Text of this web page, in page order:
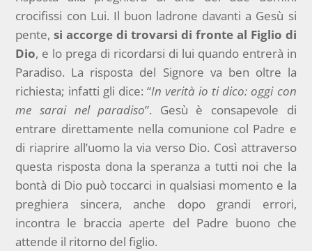
crocifissi con Lui. Il buon ladrone davanti a Gesù si
pente,si accorge di trovarsi di fronte al Figlio di
Dio, e lo prega di ricordarsi di lui quando entrerà in
Paradiso. La risposta del Signore va ben oltre la
richiesta; infatti gli dice: “In verità io ti dico: oggi con
me sarai nel paradiso”. Gesù è consapevole di
entrare direttamente nella comunione col Padre e
di riaprire all’uomo la via verso Dio. Così attraverso
questa risposta dona la speranza a tutti noi che la
bontà di Dio può toccarci in qualsiasi momento e la
preghiera sincera, anche dopo grandi errori,
incontra le braccia aperte del Padre buono che
attende il ritorno del figlio.